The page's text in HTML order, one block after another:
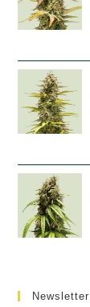
Newsletter